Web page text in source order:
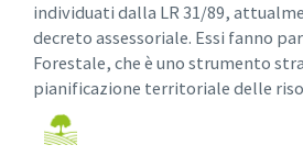
individuati dalla LR 31/89,
decreto assessoriale. Essi fanno
Forestale, che è uno strumento
pianificazione territoriale delle